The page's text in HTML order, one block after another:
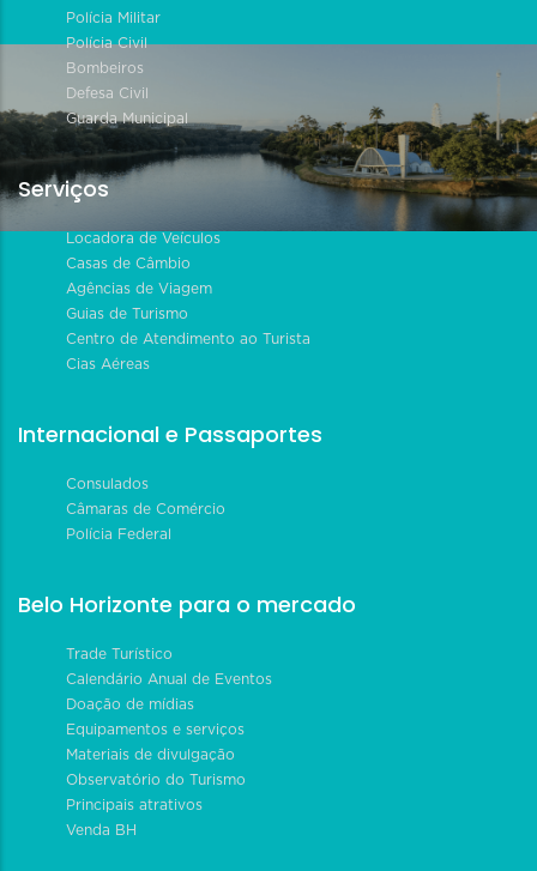
Polícia Militar
Polícia Civil
Bombeiros
Defesa Civil
Guarda Municipal
Serviços
Locadora de Veículos
Casas de Câmbio
Agências de Viagem
Guias de Turismo
Centro de Atendimento ao Turista
Cias Aéreas
Internacional e Passaportes
Consulados
Câmaras de Comércio
Polícia Federal
Belo Horizonte para o mercado
Trade Turístico
Calendário Anual de Eventos
Doação de mídias
Equipamentos e serviços
Materiais de divulgação
Observatório do Turismo
Principais atrativos
Venda BH